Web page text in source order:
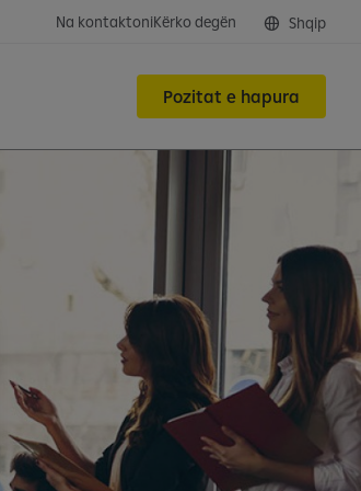
Na kontaktoniKërko degën Shqip
Pozitat e hapura